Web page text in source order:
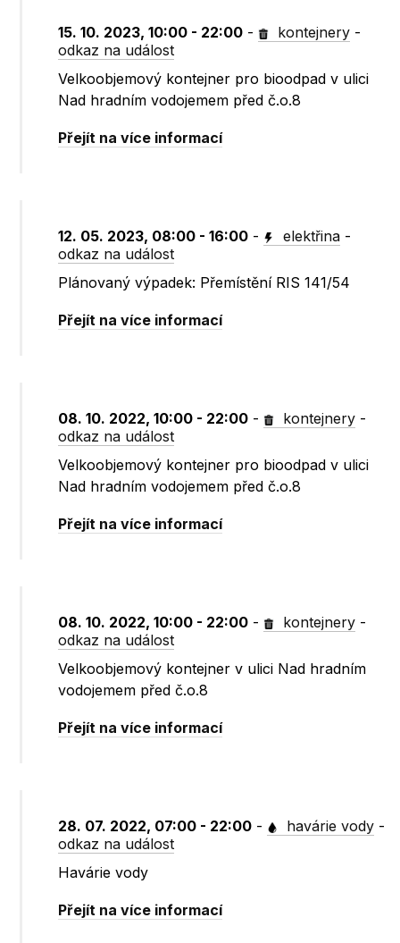
15. 10. 2023, 10:00 - 22:00 - kontejnery -
odkaz na událost
Velkoobjemový kontejner pro bioodpad v ulici
Nad hradním vodojemem před č.o.8
Přejít na více informací
12. 05. 2023, 08:00 - 16:00 - elektřina -
odkaz na událost
Plánovaný výpadek: Přemístění RIS 141/54
Přejít na více informací
08. 10. 2022, 10:00 - 22:00 - kontejnery -
odkaz na událost
Velkoobjemový kontejner pro bioodpad v ulici
Nad hradním vodojemem před č.o.8
Přejít na více informací
08. 10. 2022, 10:00 - 22:00 - kontejnery -
odkaz na událost
Velkoobjemový kontejner v ulici Nad hradním
vodojemem před č.o.8
Přejít na více informací
28. 07. 2022, 07:00 - 22:00 - havárie vody -
odkaz na událost
Havárie vody
Přejít na více informací